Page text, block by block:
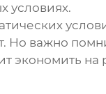
условиях.
Но важно
экономить на